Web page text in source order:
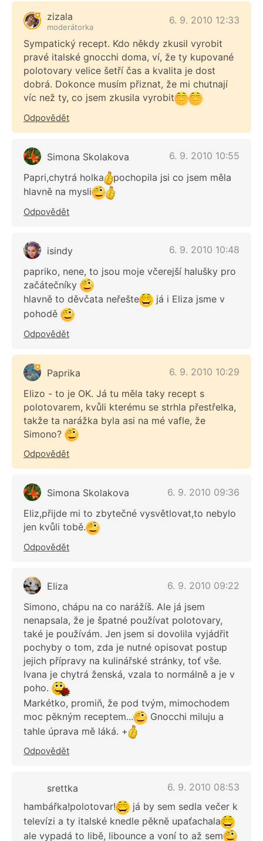
zizala
moderátorka
6. 9. 2010 12:33
Sympatický recept. Kdo někdy zkusil vyrobit
pravé italské gnocchi doma, ví, že ty kupované
polotovary velice šetří čas a kvalita je dost
dobrá. Dokonce musím přiznat, že mi chutnají
víc než ty, co jsem zkusila vyrobit
Odpovědět
Simona Skolakova
6. 9. 2010 10:55
Papri,chytrá holka
pochopila jsi co jsem měla
hlavně na mysli
Odpovědět
isindy
6. 9. 2010 10:48
papriko, nene, to jsou moje včerejší halušky pro
začátečníky
hlavně to děvčata neřešte
já i Eliza jsme v
pohodě
Odpovědět
Paprika
6. 9. 2010 10:29
Elizo - to je OK. Já tu měla taky recept s
polotovarem, kvůli kterému se strhla přestřelka,
takže ta narážka byla asi na mé vafle, že
Simono?
Odpovědět
Simona Skolakova
6. 9. 2010 09:36
Eliz,přijde mi to zbytečné vysvětlovat,to nebylo
jen kvůli tobě.
Odpovědět
Eliza
6. 9. 2010 09:22
Simono, chápu na co narážíš. Ale já jsem
nenapsala, že je špatné používat polotovary,
také je používám. Jen jsem si dovolila vyjádřit
pochyby o tom, zda je nutné opisovat postup
jejich přípravy na kulinářské stránky, toť vše.
Ivana je chytrá ženská, vzala to normálně a je v
poho.
Markétko, promiň, že pod tvým, mimochodem
moc pěkným receptem...
Gnocchi miluju a
tahle úprava mě láká. +
Odpovědět
srettka
6. 9. 2010 08:53
hambářka!polotovar!
já by sem sedla večer k
televízi a ty italské knedle pěkně upaťachala
ale vypadá to libě, libounce a voní to až sem